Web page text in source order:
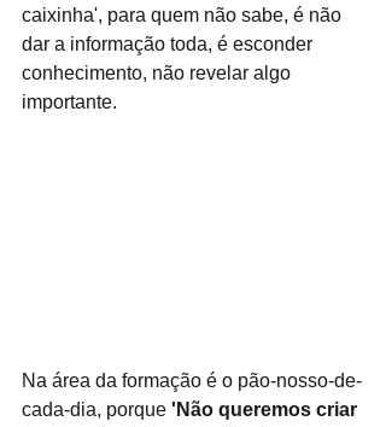
caixinha', para quem não sabe, é não
dar a informação toda, é esconder
conhecimento, não revelar algo
importante.
Na área da formação é o pão-nosso-de-
cada-dia, porque 'Não queremos criar